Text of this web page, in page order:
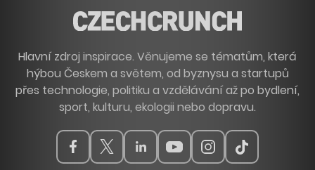
Hlavní zdroj inspirace. Věnujeme se tématům, která
hýbou Českem a světem, od byznysu a startupů
přes technologie, politiku a vzdělávání až po bydlení,
sport, kulturu, ekologii nebo dopravu.